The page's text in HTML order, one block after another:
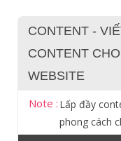
CONTENT -
CONTENT
WEBSITE
Note : Lấp đầy
phong cách